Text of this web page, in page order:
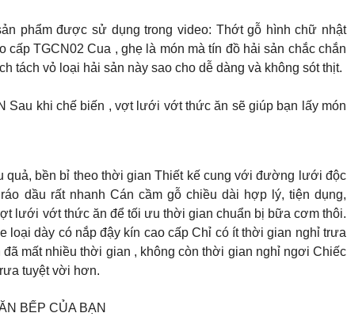
phẩm được sử dụng trong video: Thớt gỗ hình chữ nhật
cấp TGCN02 Cua , ghẹ là món mà tín đồ hải sản chắc chắn
tách vỏ loại hải sản này sao cho dễ dàng và không sót thịt.
khi chế biến , vợt lưới vớt thức ăn sẽ giúp bạn lấy món
quả, bền bỉ theo thời gian Thiết kế cung với đường lưới độc
dầu rất nhanh Cán cầm gỗ chiều dài hợp lý, tiện dụng,
lưới vớt thức ăn để tối ưu thời gian chuẩn bị bữa cơm thôi.
loại dày có nắp đậy kín cao cấp Chỉ có ít thời gian nghỉ trưa
mất nhiều thời gian , không còn thời gian nghỉ ngơi Chiếc
tuyệt vời hơn.
BẾP CỦA BẠN